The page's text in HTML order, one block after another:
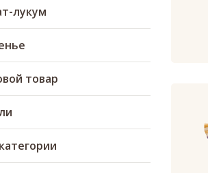
лукум
товар